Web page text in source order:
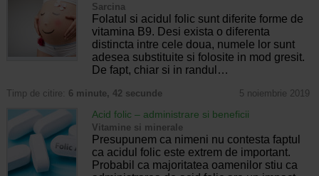
Sarcina
Folatul si acidul folic sunt diferite forme de
vitamina B9. Desi exista o diferenta
distincta intre cele doua, numele lor sunt
adesea substituite si folosite in mod gresit.
De fapt, chiar si in randul…
Timp de citire: 6 minute, 42 secunde 5 noiembrie 2019
Acid folic – administrare si beneficii
Vitamine si minerale
Presupunem ca nimeni nu contesta faptul
ca acidul folic este extrem de important.
Probabil ca majoritatea oamenilor stiu ca